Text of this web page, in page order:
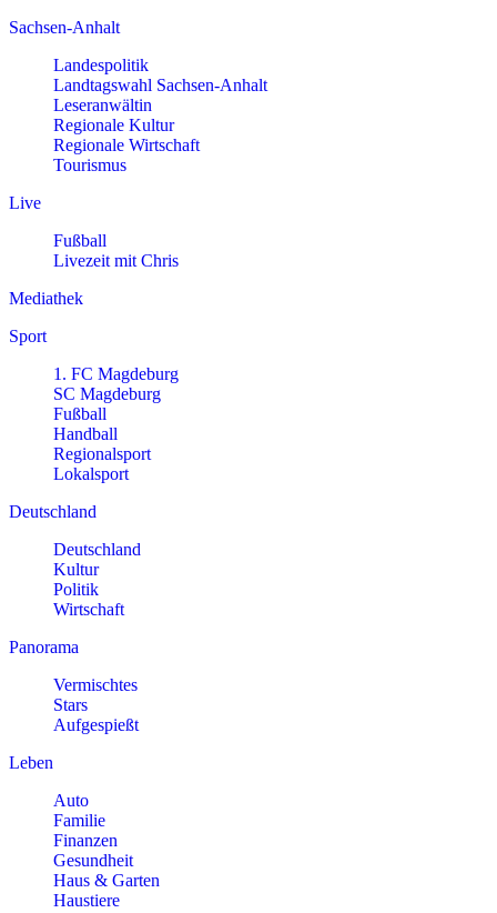
Sachsen-Anhalt
Landespolitik
Landtagswahl Sachsen-Anhalt
Leseranwältin
Regionale Kultur
Regionale Wirtschaft
Tourismus
Live
Fußball
Livezeit mit Chris
Mediathek
Sport
1. FC Magdeburg
SC Magdeburg
Fußball
Handball
Regionalsport
Lokalsport
Deutschland
Deutschland
Kultur
Politik
Wirtschaft
Panorama
Vermischtes
Stars
Aufgespießt
Leben
Auto
Familie
Finanzen
Gesundheit
Haus & Garten
Haustiere